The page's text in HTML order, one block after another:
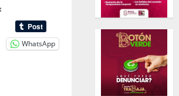
WhatsApp